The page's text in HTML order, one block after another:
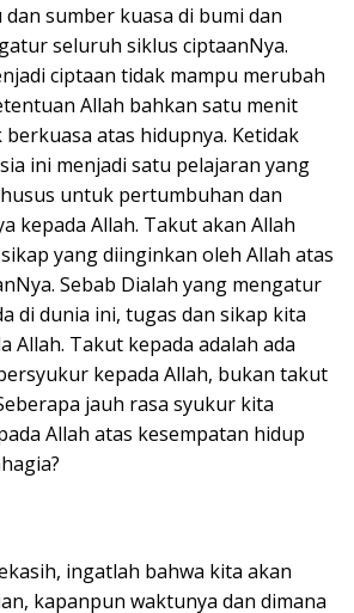
sumber kuasa di bumi dan
seluruh siklus ciptaanNya.
ciptaan tidak mampu merubah
Allah bahkan satu menit
atas hidupnya. Ketidak
ini menjadi satu pelajaran yang
untuk pertumbuhan dan
kepada Allah. Takut akan Allah
yang diinginkan oleh Allah atas
Sebab Dialah yang mengatur
di dunia ini, tugas dan sikap kita
Allah. Takut kepada adalah ada
kepada Allah, bukan takut
jauh rasa syukur kita
Allah atas kesempatan hidup
ingatlah bahwa kita akan
kapanpun waktunya dan dimana